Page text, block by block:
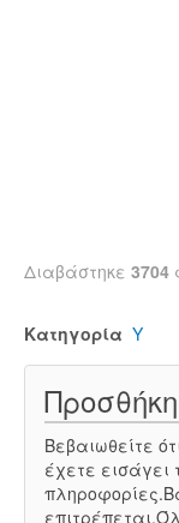
Διαβάστηκε 3704
Κατηγορία Υ
Βεβαιωθείτε
έχετε εισάγει